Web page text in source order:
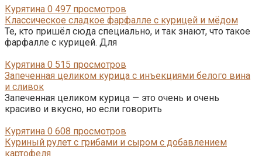
Курятина 0 497 просмотров
Классическое сладкое фарфалле с курицей и мёдом
Те, кто пришёл сюда специально, и так знают, что такое
фарфалле с курицей. Для
Курятина 0 515 просмотров
Запеченная целиком курица с инъекциями белого вина
и сливок
Запеченная целиком курица — это очень и очень
красиво и вкусно, но если говорить
Курятина 0 608 просмотров
Куриный рулет с грибами и сыром с добавлением
картофеля